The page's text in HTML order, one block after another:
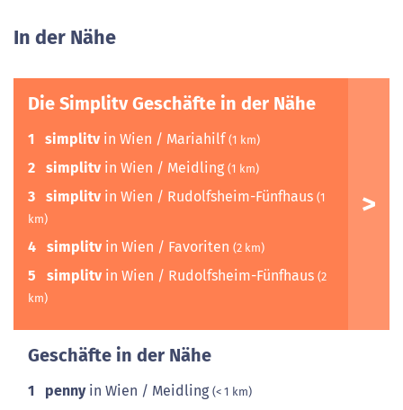
In der Nähe
Die Simplitv Geschäfte in der Nähe
1 simplitvin Wien / Mariahilf (1 km)
2 simplitvin Wien / Meidling (1 km)
3 simplitvin Wien / Rudolfsheim-Fünfhaus (1
km)
4 simplitvin Wien / Favoriten (2 km)
5 simplitvin Wien / Rudolfsheim-Fünfhaus (2
km)
Geschäfte in der Nähe
1 pennyin Wien / Meidling (< 1 km)